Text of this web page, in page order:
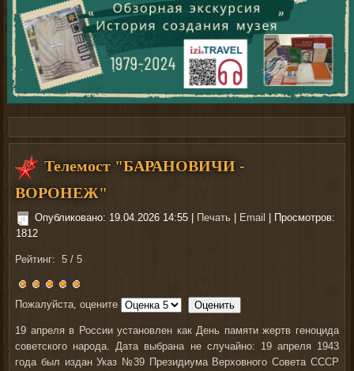
Телемост "БАРАНОВИЧИ -
ВОРОНЕЖ"
Опубликовано: 19.04.2026 14:55 Печать Email
| Просмотров:
1812
Рейтинг:5 /5
Пожалуйста, оцените
19 апреля в России установлен как День памяти жертв геноцида
советского народа. Дата выбрана не случайно: 19 апреля 1943
года был издан Указ №39 Президиума Верховного Совета СССР